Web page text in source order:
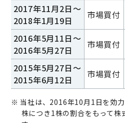
2017年11月2日～
2018年1月19日
市場買付
2016年5月11日～
2016年5月27日
市場買付
2015年5月27日～
2015年6月12日
市場買付
※ 当社は、2016年10月1日を効
株につき1株の割合をもって株